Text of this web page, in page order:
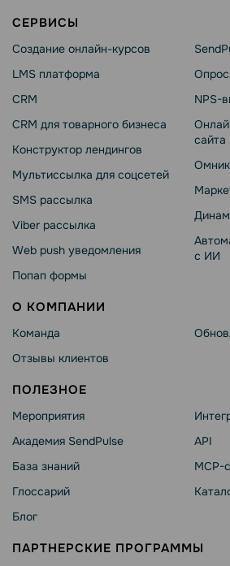
СЕРВИСЫ
Создание онлайн-курсов
LMS платформа
CRM
CRM для товарного бизнеса
Конструктор лендингов
Мультиссылка для соцсетей
SMS рассылка
Viber рассылка
Web push уведомления
Попап формы
NPS-
сайта
с ИИ
О КОМПАНИИ
Команда
Отзывы клиентов
ПОЛЕЗНОЕ
Мероприятия
Академия SendPulse
База знаний
Глоссарий
Блог
API
MCP-
ПАРТНЕРСКИЕ ПРОГРАММЫ